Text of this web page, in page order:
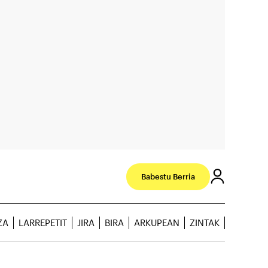
Babestu Berria
LARREPETIT JIRA BIRA ARKUPEAN ZINTAK